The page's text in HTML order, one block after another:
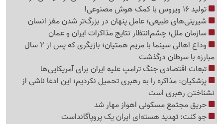
تولید 16 ویروس با کمک هوش مصنوعی!
شیرینی‌های طبیعی؛ عامل پنهان در بزرگ‌تر شدن مغز انسان
سازمان ملل؛ چشم‌انتظار نتایج مذاکرات ایران و عمان
وداع اهالی سینما با مریم همتیان؛ بازیگری که پس از 2 سال
مبارزه با سرطان درگذشت
تبعات اقتصادی جنگ ترامپ علیه ایران برای آمریکایی‌ها
پزشکیان: مذاکره را به رهبری تحمیل نکردیم؛ این ادعا ناشی از
نشناختن رهبری است
حریق مجتمع مسکونی اهواز مهار شد
جو کنت: تهدید هسته‌ای ایران یک پروپاگانداست